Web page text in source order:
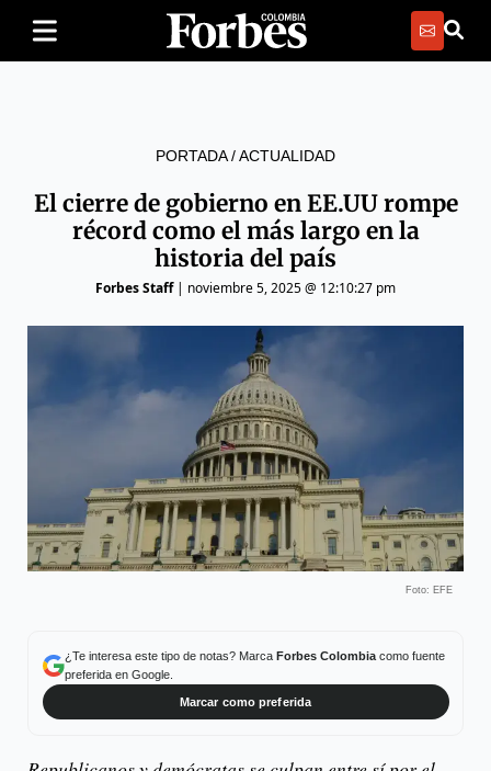
PORTADA/ACTUALIDAD
El cierre de gobierno en EE.UU rompe
récord como el más largo en la
historia del país
Forbes Staff| noviembre 5, 2025 @ 12:10:27 pm
Foto: EFE
¿Te interesa este tipo de notas? Marca Forbes Colombiacomo fuente
preferida en Google.
Marcar como preferida